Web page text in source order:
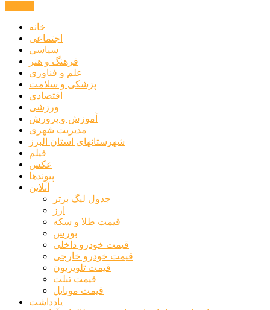
خانه
اجتماعی
سیاسی
فرهنگ و هنر
علم و فناوری
پزشکی و سلامت
اقتصادی
ورزشی
آموزش و پرورش
مدیریت شهری
شهرستانهای استان البرز
فیلم
عکس
پیوندها
آنلاین
جدول لیگ برتر
ارز
قیمت طلا و سکه
بورس
قیمت خودرو داخلی
قیمت خودرو خارجی
قیمت تلویزیون
قیمت تبلت
قیمت موبایل
یادداشت